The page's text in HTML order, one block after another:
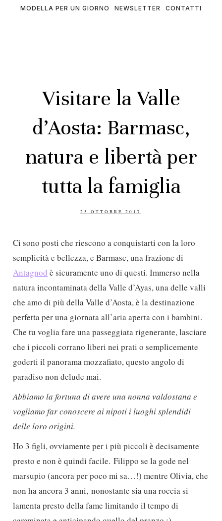
MODELLA PER UN GIORNO NEWSLETTER CONTATTI
Visitare la Valle
d’Aosta: Barmasc,
natura e libertà per
tutta la famiglia
POSTED
25 OTTOBRE 2017
Ci sono posti che riescono a conquistarti con la loro
semplicità e bellezza, e Barmasc, una frazione di
Antagnod è sicuramente uno di questi. Immerso nella
natura incontaminata della Valle d’Ayas, una delle valli
che amo di più della Valle d’Aosta, è la destinazione
perfetta per una giornata all’aria aperta con i bambini.
Che tu voglia fare una passeggiata rigenerante, lasciare
che i piccoli corrano liberi nei prati o semplicemente
goderti il panorama mozzafiato, questo angolo di
paradiso non delude mai.
Abbiamo la fortuna di avere una nonna valdostana e
vogliamo far conoscere ai nipoti i luoghi splendidi
delle loro origini.
Ho 3 figli, ovviamente per i più piccoli è decisamente
presto e non è quindi facile. Filippo se la gode nel
marsupio (ancora per poco mi sa…!) mentre Olivia, che
non ha ancora 3 anni, nonostante sia una roccia si
lamenta presto della fame limitando il tempo di